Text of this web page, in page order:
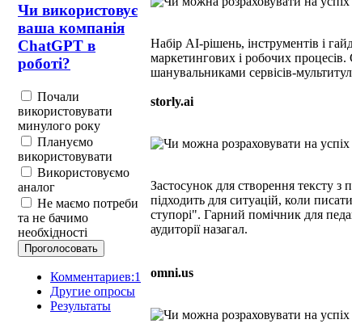
Чи використовує
ваша компанія
ChatGPT в
роботі?
Почали
використовувати
минулого року
Плануємо
використовувати
Використовуємо
аналог
Не маємо потреби
та не бачимо
необхідності
Комментариев:1
Другие опросы
Результаты
Набір АІ-рішень, інструментів і
маркетингових і робочих
шанувальниками сервісів-
storly.ai
Застосунок для створення тексту
підходить для ситуацій, коли
ступорі". Гарний помічник для
аудиторії назагал.
omni.us